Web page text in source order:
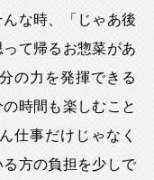
な時、「じゃあ後
て帰るお惣菜があ
の力を発揮できる
時間も楽しむこと
仕事だけじゃなく
方の負担を少しで